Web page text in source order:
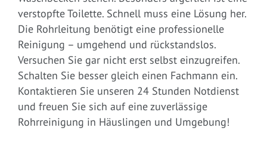
verstopfte Toilette. Schnell muss eine Lösung her.
Die Rohrleitung benötigt eine professionelle
Reinigung – umgehend und rückstandslos.
Versuchen Sie gar nicht erst selbst einzugreifen.
Schalten Sie besser gleich einen Fachmann ein.
Kontaktieren Sie unseren 24 Stunden Notdienst
und freuen Sie sich auf eine zuverlässige
Rohrreinigung in Häuslingen und Umgebung!